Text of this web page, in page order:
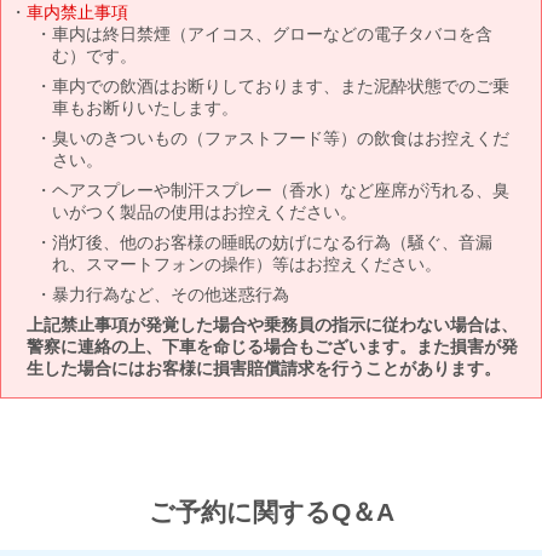
車内禁止事項
車内は終日禁煙（アイコス、グローなどの電子タバコを含
む）です。
車内での飲酒はお断りしております、また泥酔状態でのご乗
車もお断りいたします。
臭いのきついもの（ファストフード等）の飲食はお控えくだ
さい。
ヘアスプレーや制汗スプレー（香水）など座席が汚れる、臭
いがつく製品の使用はお控えください。
消灯後、他のお客様の睡眠の妨げになる行為（騒ぐ、音漏
れ、スマートフォンの操作）等はお控えください。
暴力行為など、その他迷惑行為
上記禁止事項が発覚した場合や乗務員の指示に従わない場合は、
警察に連絡の上、下車を命じる場合もございます。また損害が発
生した場合にはお客様に損害賠償請求を行うことがあります。
ご予約に関するQ＆A